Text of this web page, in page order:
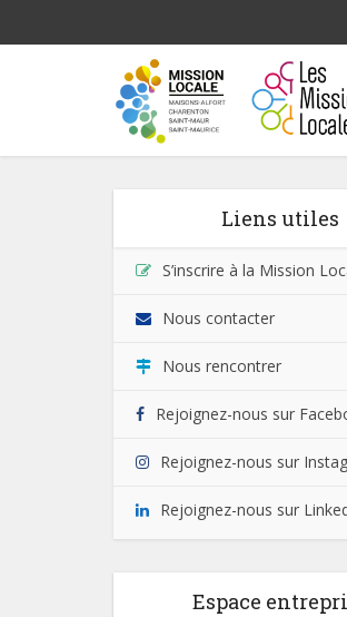
Liens utiles
S’inscrire à la Mission
Nous contacter
Nous rencontrer
Rejoignez-nous sur
Rejoignez-nous sur
Rejoignez-nous sur
Espace